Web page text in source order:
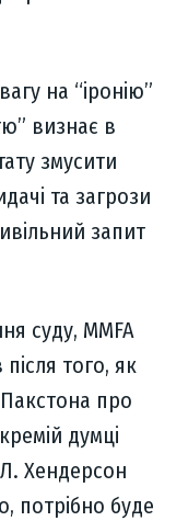
на “іронію”
визнає в
змусити
та загрози
запит
суду, MMFA
того, як
про
думці
Хендерсон
потрібно буде